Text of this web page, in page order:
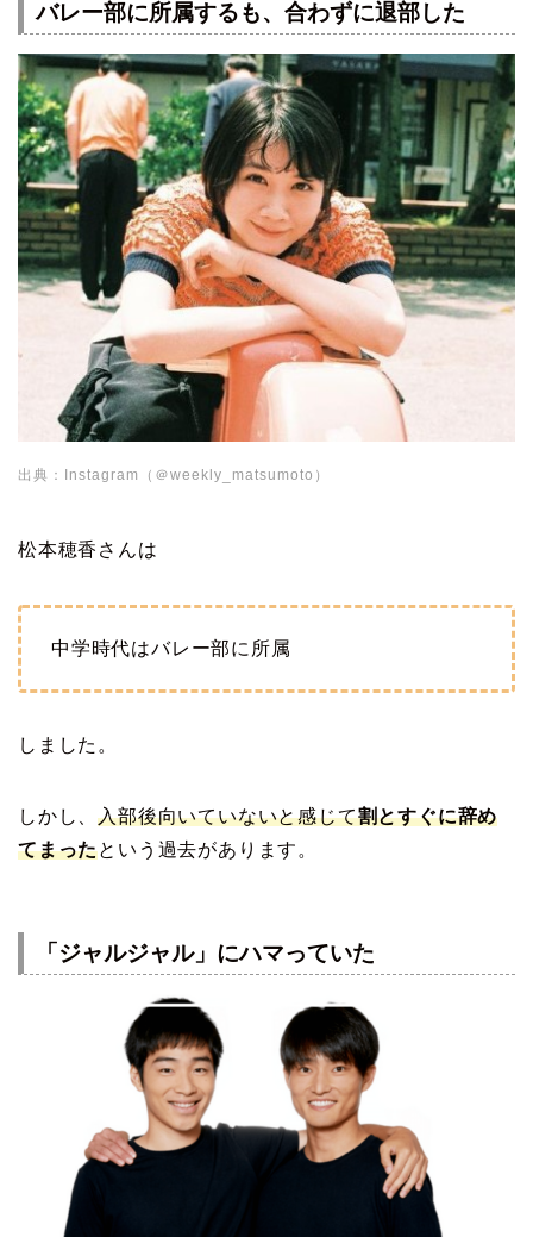
バレー部に所属するも、合わずに退部した
出典：Instagram（＠weekly_matsumoto）
松本穂香さんは
中学時代はバレー部に所属
しました。
しかし、入部後向いていないと感じて割とすぐに辞め
てまったという過去があります。
「ジャルジャル」にハマっていた